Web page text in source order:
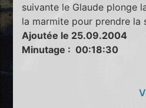
suivante le Glaude plonge
la marmite pour prendre la
Ajoutée le 25.09.2004
Minutage : 00:18:30